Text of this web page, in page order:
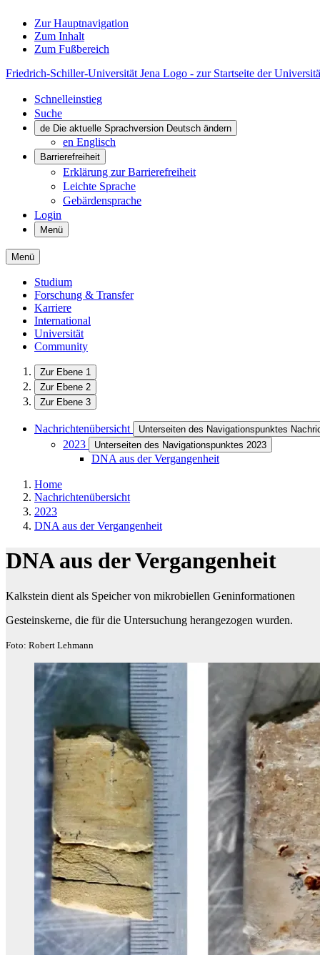
Zur Hauptnavigation
Zum Inhalt
Zum Fußbereich
Friedrich-Schiller-Universität Jena Logo - zur Startseite der
Schnelleinstieg
Suche
de Die aktuelle Sprachversion Deutsch ändern
en Englisch
Barrierefreiheit
Erklärung zur Barrierefreiheit
Leichte Sprache
Gebärdensprache
Login
Menü
Menü
Studium
Forschung & Transfer
Karriere
International
Universität
Community
Zur Ebene 1
Zur Ebene 2
Zur Ebene 3
Nachrichtenübersicht Unterseiten des Navigationspunktes
2023 Unterseiten des Navigationspunktes 2023
DNA aus der Vergangenheit
Home
Nachrichtenübersicht
2023
DNA aus der Vergangenheit
DNA aus der Vergangenheit
Kalkstein dient als Speicher von mikrobiellen Geninformationen
Gesteinskerne, die für die Untersuchung herangezogen wurden.
Foto: Robert Lehmann